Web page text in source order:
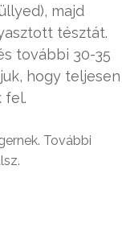
majd
tésztát.
további 30-35
hogy teljesen
fel.
További